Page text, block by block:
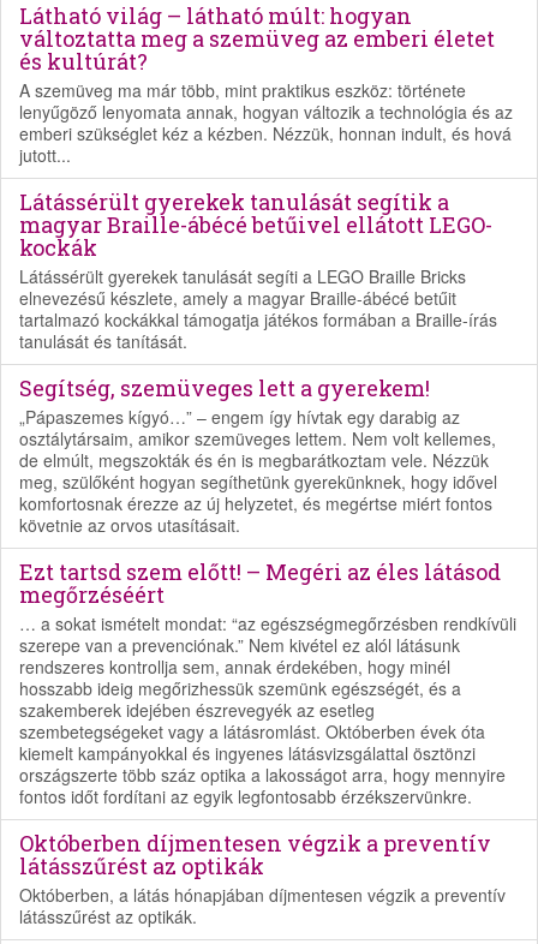
Látható világ – látható múlt: hogyan
változtatta meg a szemüveg az emberi életet
és kultúrát?
A szemüveg ma már több, mint praktikus eszköz: története
lenyűgöző lenyomata annak, hogyan változik a technológia és az
emberi szükséglet kéz a kézben. Nézzük, honnan indult, és hová
jutott...
Látássérült gyerekek tanulását segítik a
magyar Braille-ábécé betűivel ellátott LEGO-
kockák
Látássérült gyerekek tanulását segíti a LEGO Braille Bricks
elnevezésű készlete, amely a magyar Braille-ábécé betűit
tartalmazó kockákkal támogatja játékos formában a Braille-írás
tanulását és tanítását.
Segítség, szemüveges lett a gyerekem!
„Pápaszemes kígyó…” – engem így hívtak egy darabig az
osztálytársaim, amikor szemüveges lettem. Nem volt kellemes,
de elmúlt, megszokták és én is megbarátkoztam vele. Nézzük
meg, szülőként hogyan segíthetünk gyerekünknek, hogy idővel
komfortosnak érezze az új helyzetet, és megértse miért fontos
követnie az orvos utasításait.
Ezt tartsd szem előtt! – Megéri az éles látásod
megőrzéséért
… a sokat ismételt mondat: “az egészségmegőrzésben rendkívüli
szerepe van a prevenciónak.” Nem kivétel ez alól látásunk
rendszeres kontrollja sem, annak érdekében, hogy minél
hosszabb ideig megőrizhessük szemünk egészségét, és a
szakemberek idejében észrevegyék az esetleg
szembetegségeket vagy a látásromlást. Októberben évek óta
kiemelt kampányokkal és ingyenes látásvizsgálattal ösztönzi
országszerte több száz optika a lakosságot arra, hogy mennyire
fontos időt fordítani az egyik legfontosabb érzékszervünkre.
Októberben díjmentesen végzik a preventív
látásszűrést az optikák
Októberben, a látás hónapjában díjmentesen végzik a preventív
látásszűrést az optikák.